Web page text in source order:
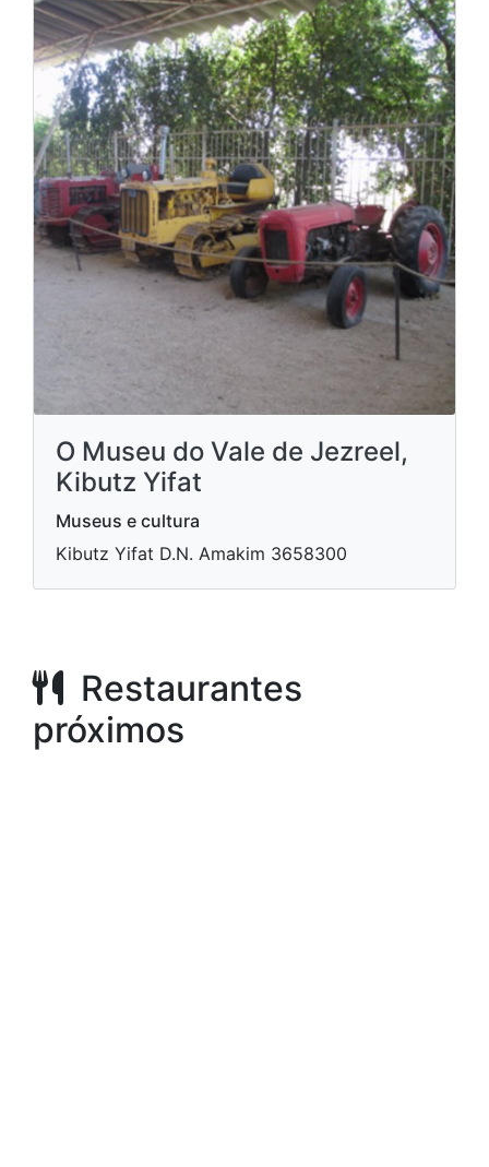
O Museu do Vale de Jezreel,
Kibutz Yifat
Museus e cultura
Kibutz Yifat D.N. Amakim 3658300
Restaurantes
próximos